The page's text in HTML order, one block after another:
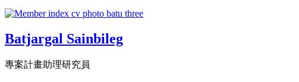
Batjargal Sainbileg
專案計畫助理研究員